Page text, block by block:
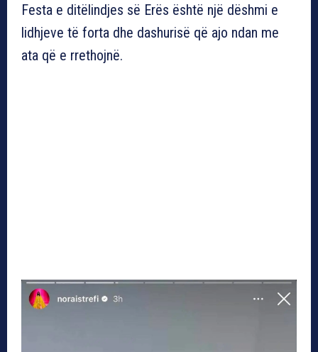
Festa e ditëlindjes së Erës është një dëshmi e
lidhjeve të forta dhe dashurisë që ajo ndan me
ata që e rrethojnë.